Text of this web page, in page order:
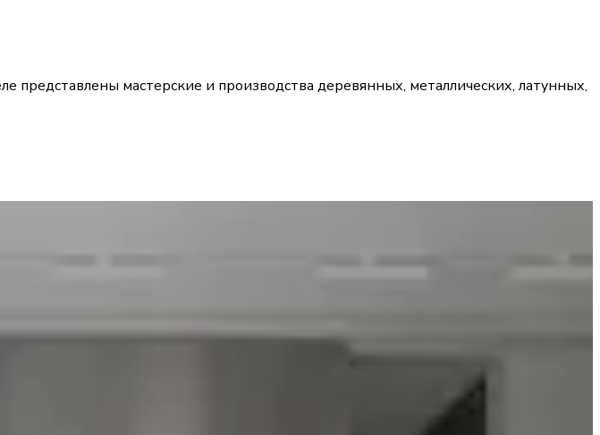
мастерские и производства деревянных, металлических, латунных,